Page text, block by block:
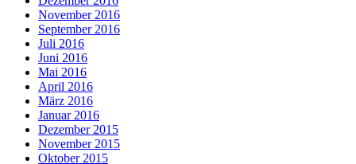
November 2016
September 2016
Juli 2016
Juni 2016
Mai 2016
April 2016
März 2016
Januar 2016
Dezember 2015
November 2015
Oktober 2015